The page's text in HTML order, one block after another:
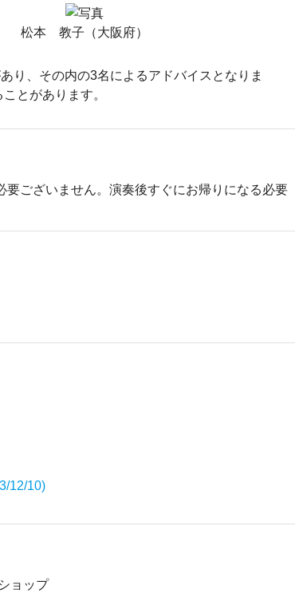
松本 教子（大阪府）
り、その内の3名によるアドバイスとなりま
とがあります。
ございません。演奏後すぐにお帰りになる必要
12/10)
ョップ